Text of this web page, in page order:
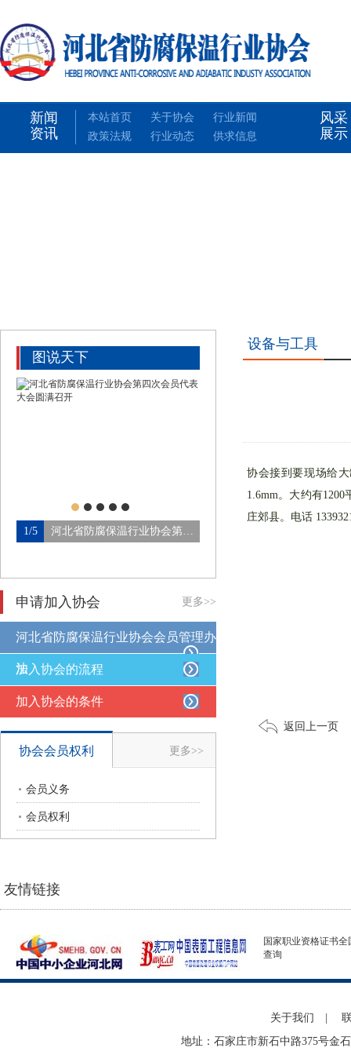
新闻
资讯
本站首页 关于协会
行业新闻
政策法规
行业动态 供求信息
风采
展示
图说天下
1/5 河北省防腐保温行业协会第四…
申请加入协会 更多>>
河北省防腐保温行业协会会员管理办
法
加入协会的流程
加入协会的条件
协会会员权利 更多>>
会员义务
会员权利
设备与工具
协会接到要现场给
1.6mm。大约有
庄郊县。电话
返回上一页
友情链接
国家职业资格证书全
查询
关于我们
地址：石家庄市新石中路375号金